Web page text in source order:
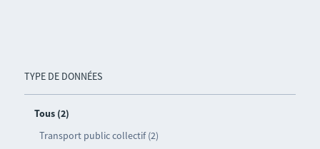
TYPE DE DONNÉES
Tous (2)
Transport public collectif (2)